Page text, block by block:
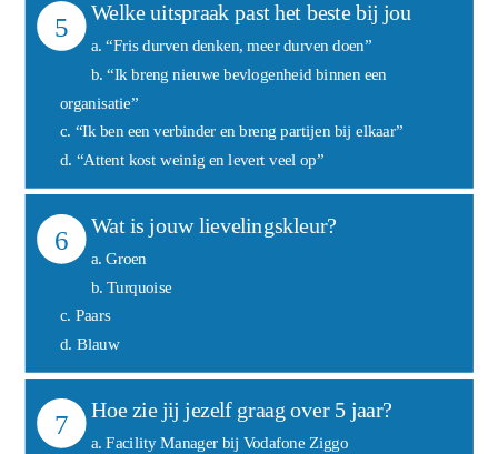
5 Welke uitspraak past het beste bij jou
a. “Fris durven denken, meer durven doen”
b. “Ik breng nieuwe bevlogenheid binnen een
organisatie”
c. “Ik ben een verbinder en breng partijen bij elkaar”
d. “Attent kost weinig en levert veel op”
6 Wat is jouw lievelingskleur?
a. Groen
b. Turquoise
c. Paars
d. Blauw
7 Hoe zie jij jezelf graag over 5 jaar?
a. Facility Manager bij Vodafone Ziggo